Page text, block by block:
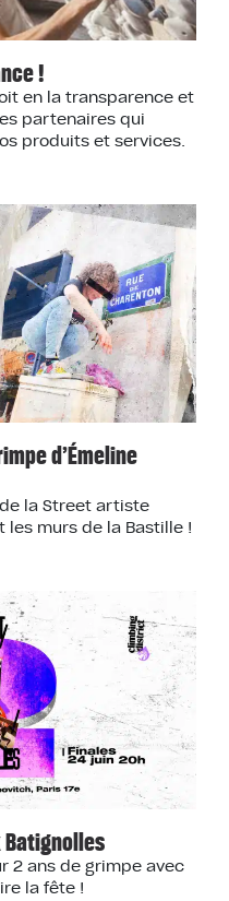
!
en la transparence et
partenaires qui
produits et services.
d’Émeline
la Street artiste
les murs de la Bastille !
Batignolles
2 ans de grimpe avec
la fête !